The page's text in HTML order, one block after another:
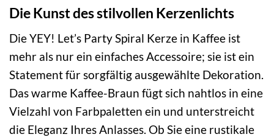
Die Kunst des stilvollen Kerzenlichts
Die YEY! Let’s Party Spiral Kerze in Kaffee ist
mehr als nur ein einfaches Accessoire; sie ist ein
Statement für sorgfältig ausgewählte Dekoration.
Das warme Kaffee-Braun fügt sich nahtlos in eine
Vielzahl von Farbpaletten ein und unterstreicht
die Eleganz Ihres Anlasses. Ob Sie eine rustikale